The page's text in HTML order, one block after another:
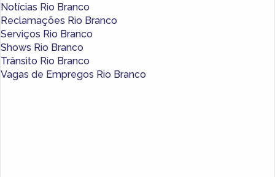
Notícias Rio Branco
Reclamações Rio Branco
Serviços Rio Branco
Shows Rio Branco
Trânsito Rio Branco
Vagas de Empregos Rio Branco